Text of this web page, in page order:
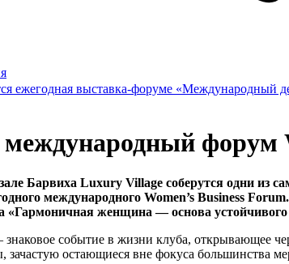
ежегодная выставка-форуме «Международный
форум
Барвиха Luxury Village соберутся одни из
международного Women’s Business Forum
«Гармоничная женщина — основа устойчивого
знаковое событие в жизни клуба, открывающее
зачастую остающиеся вне фокуса большинства